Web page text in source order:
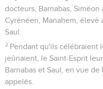
docteurs, Barnabas,
Cyrénéen, Manahem, élevé
Saul.
2 Pendant qu'ils célébraient
jeûnaient, le Saint-Esprit
Barnabas et Saul, en vue
appelés.